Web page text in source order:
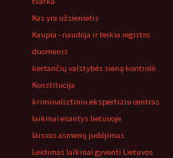
Kas yra užsienietis
Kaupia - naudoja ir teikia registro
duomenis
kertančių valstybės sieną kontrolė
Konstitucija
kriminaliztiniu ekspertiziu centras
laikinai esantys lietuvoje
laisvas asmenų judėjimas
Leidimas laikinai gyventi Lietuvos